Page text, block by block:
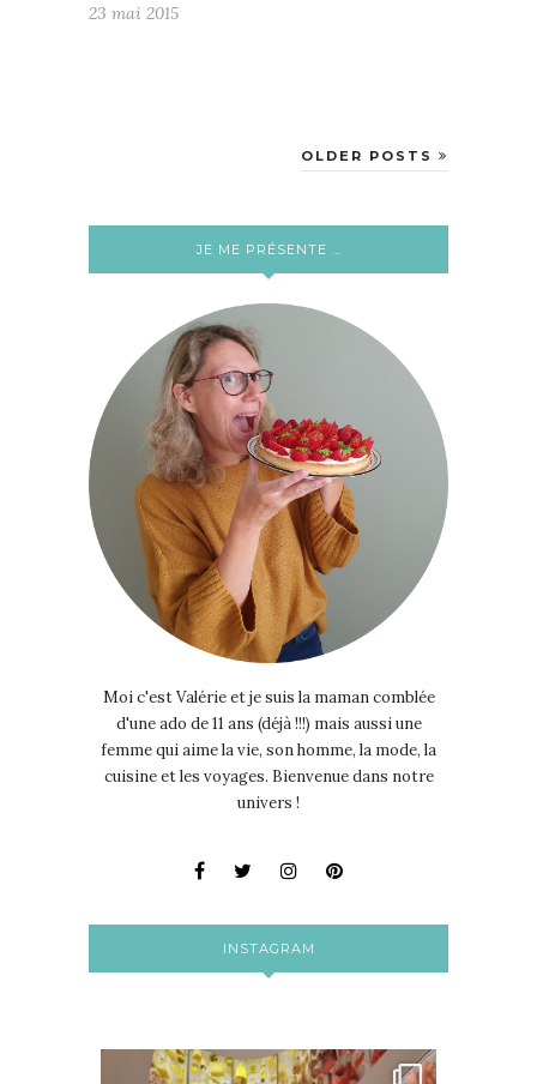
23 mai 2015
OLDER POSTS
JE ME PRÉSENTE …
Moi c'est Valérie et je suis la maman comblée
d'une ado de 11 ans (déjà !!!) mais aussi une
femme qui aime la vie, son homme, la mode, la
cuisine et les voyages. Bienvenue dans notre
univers !
INSTAGRAM